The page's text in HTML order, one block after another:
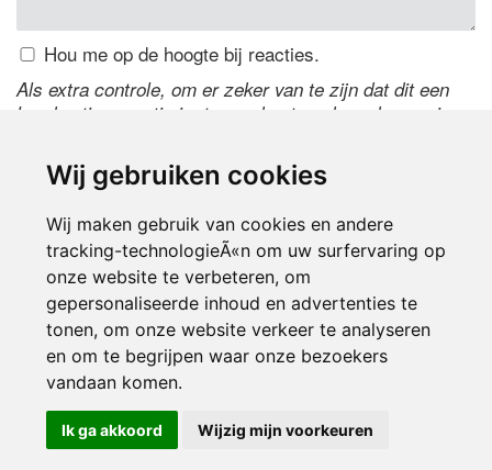
Wij gebruiken cookies
Wij maken gebruik van cookies en andere
tracking-technologieÃ«n om uw surfervaring op
onze website te verbeteren, om
gepersonaliseerde inhoud en advertenties te
tonen, om onze website verkeer te analyseren
en om te begrijpen waar onze bezoekers
vandaan komen.
Ik ga akkoord Wijzig mijn voorkeuren
Hou me op de hoogte bij reacties.
Als extra controle, om er zeker van te zijn dat dit een
handmatige reactie is, typ onderstaande code over in
de code te wijzigen.
© 2000-2026 UFE Media:Managersonline.nl|Brisk magazine
Partners:Autowereld.com